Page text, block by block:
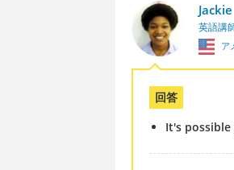
Jackie
英語講
ア
回答
It's